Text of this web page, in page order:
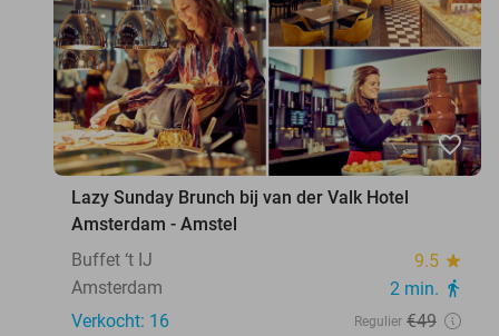
favorite_border
Lazy Sunday Brunch bij van der Valk Hotel
Amsterdam - Amstel
Buffet ‘t IJ
9.5 star
Amsterdam 2 min. directions_walk
Verkocht: 16 Regulier €49